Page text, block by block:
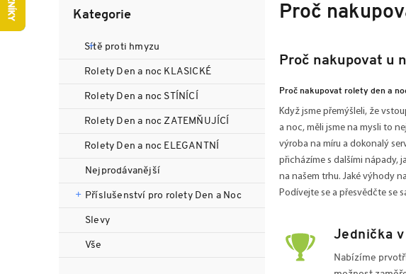
kategorie
Kategorie
Sítě proti hmyzu
Rolety Den a noc KLASICKÉ
Rolety Den a noc STÍNÍCÍ
Rolety Den a noc ZATEMŇUJÍCÍ
Rolety Den a noc ELEGANTNÍ
Nejprodávanější
Příslušenství pro rolety Den a Noc
Slevy
Vše
Proč
Proč nakupovat u
Proč nakupovat rolety den a
Když jsme přemýšleli, že
a noc, měli jsme na mysli to
výroba na míru a dokonalý
přicházíme s dalšími nápady,
na našem trhu. Jaké výhody
Podívejte se a přesvědčte se
Jednička
Nabízíme